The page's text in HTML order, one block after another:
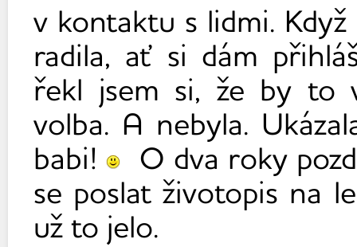
v kontaktu s lidmi.
radila, ať si dám
řekl jsem si, že by to
volba. A nebyla.
babi!
O dva roky
se poslat životopis na
už to jelo.